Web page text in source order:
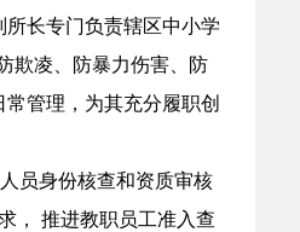
长专门负责辖区中小学
欺凌、防暴力伤害、防
管理，为其充分履职创
员身份核查和资质审核
， 推进教职员工准入查